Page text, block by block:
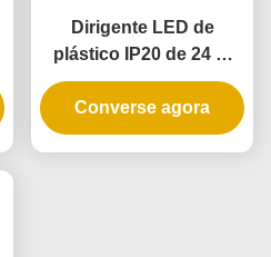
Dirigente LED de
plástico IP20 de 24 W
para iluminação interna
com tensão constante
Converse agora